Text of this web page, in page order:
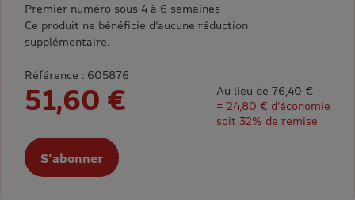
Premier numéro sous 4 à 6 semaines
Ce produit ne bénéficie d’aucune réduction
supplémentaire.
Référence : 605876
51,60 €
Au lieu de 76,40 €
= 24,80 € d’économie
soit 32% de remise
S'abonner